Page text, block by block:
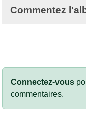
Commentez
Connectez-vous
commentaires.